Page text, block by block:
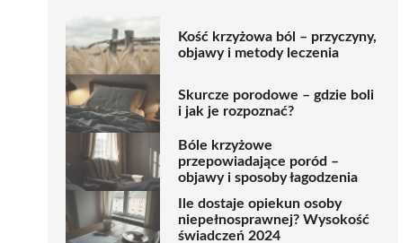
Kość krzyżowa ból – przyczyny,
objawy i metody leczenia
Skurcze porodowe – gdzie boli
i jak je rozpoznać?
Bóle krzyżowe
przepowiadające poród –
objawy i sposoby łagodzenia
Ile dostaje opiekun osoby
niepełnosprawnej? Wysokość
świadczeń 2024